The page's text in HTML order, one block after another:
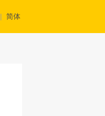
| 简体